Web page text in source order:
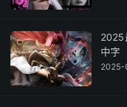
2025
中字
2025-